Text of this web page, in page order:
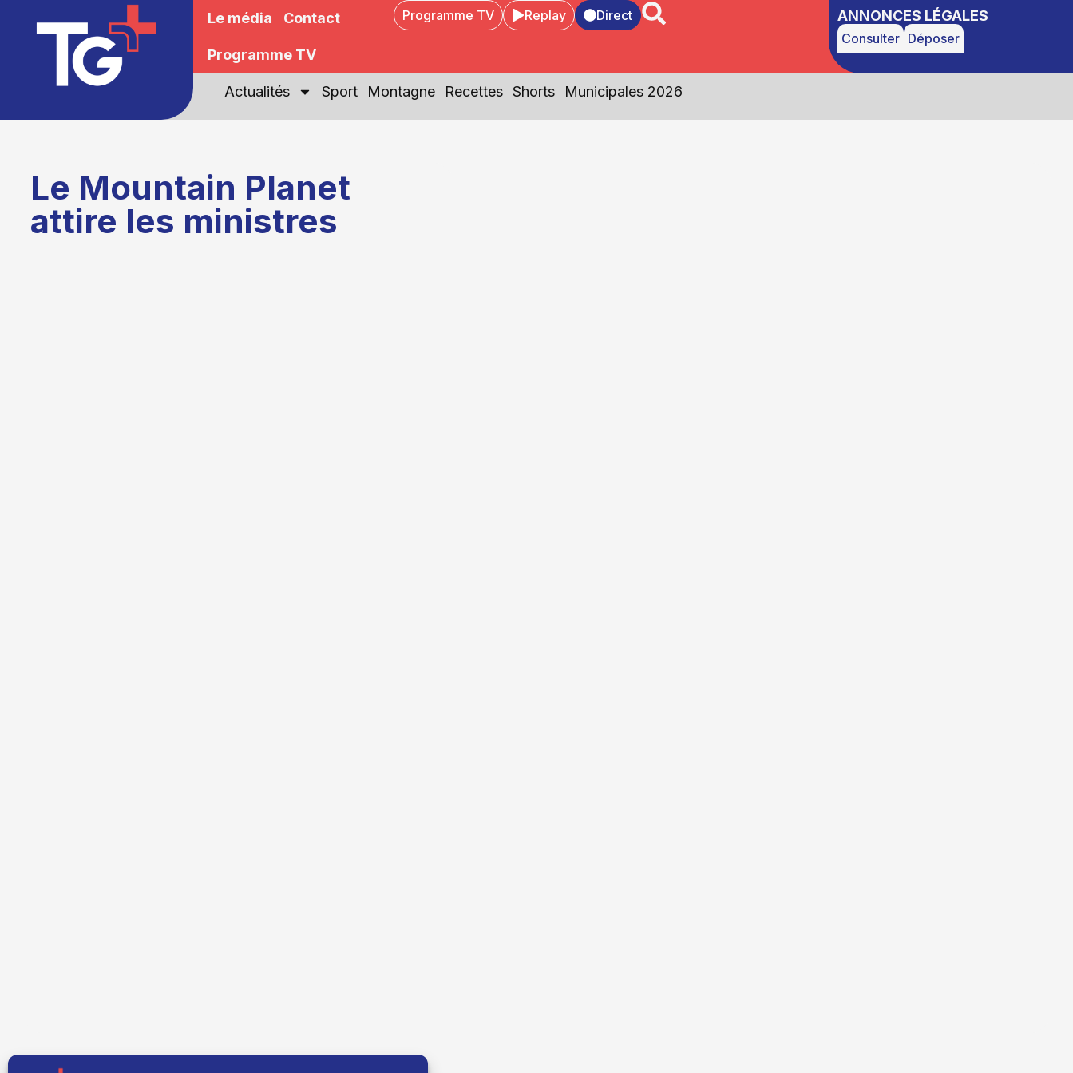
Le média Contact
Programme TV
Programme TV Replay Direct ANNONCES LÉGALES
Consulter Déposer
Actualités Sport Montagne Recettes Shorts Municipales 2026
Le Mountain Planet
attire les ministres